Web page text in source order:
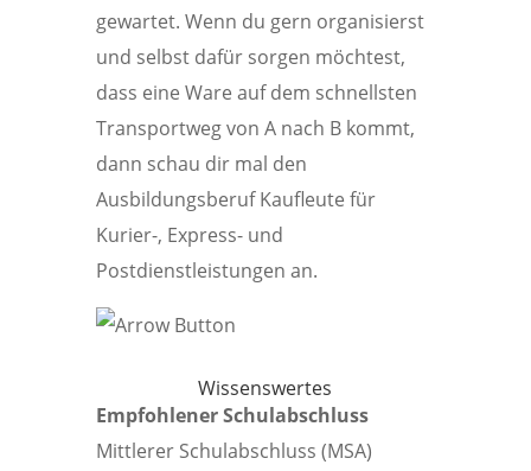
gewartet. Wenn du gern organisierst
und selbst dafür sorgen möchtest,
dass eine Ware auf dem schnellsten
Transportweg von A nach B kommt,
dann schau dir mal den
Ausbildungsberuf Kaufleute für
Kurier-, Express- und
Postdienstleistungen an.
Wissenswertes
Empfohlener Schulabschluss
Mittlerer Schulabschluss (MSA)